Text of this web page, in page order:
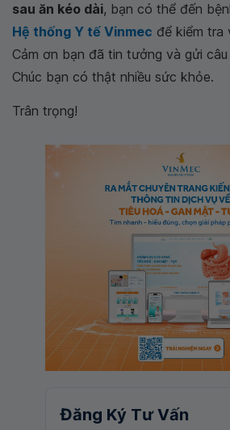
sau ăn kéo dài, bạn có thể đến
Hệ thống Y tế Vinmec để kiểm tra
Cảm ơn bạn đã tin tưởng và gửi
Chúc bạn có thật nhiều sức khỏe.
Trân trọng!
Đăng Ký Tư Vấn